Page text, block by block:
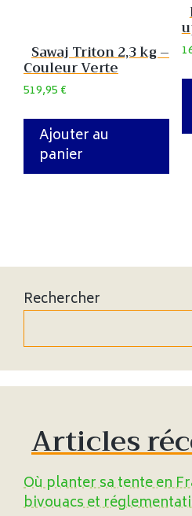
Sawaj Triton 2,3 kg –
Couleur Verte
519,95€
Ajouter au
panier
Rechercher
Articles
Où planter sa tente en
bivouacs et